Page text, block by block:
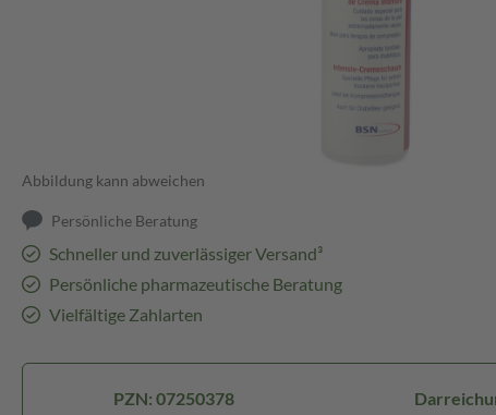
Abbildung kann abweichen
Persönliche Beratung
Schneller und zuverlässiger Versand³
Persönliche pharmazeutische Beratung
Vielfältige Zahlarten
PZN: 07250378